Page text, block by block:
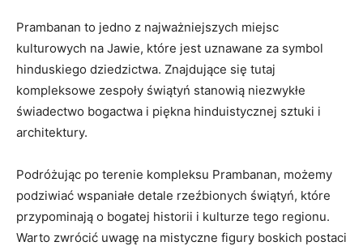
Prambanan to jedno z najważniejszych miejsc
kulturowych na Jawie, które jest uznawane za symbol
hinduskiego dziedzictwa. Znajdujące się tutaj
kompleksowe zespoły świątyń stanowią niezwykłe
świadectwo bogactwa i piękna hinduistycznej sztuki i
architektury.
Podróżując po terenie kompleksu Prambanan, możemy
podziwiać wspaniałe detale rzeźbionych świątyń, które
przypominają o bogatej historii i kulturze tego regionu.
Warto zwrócić uwagę na mistyczne figury boskich postaci